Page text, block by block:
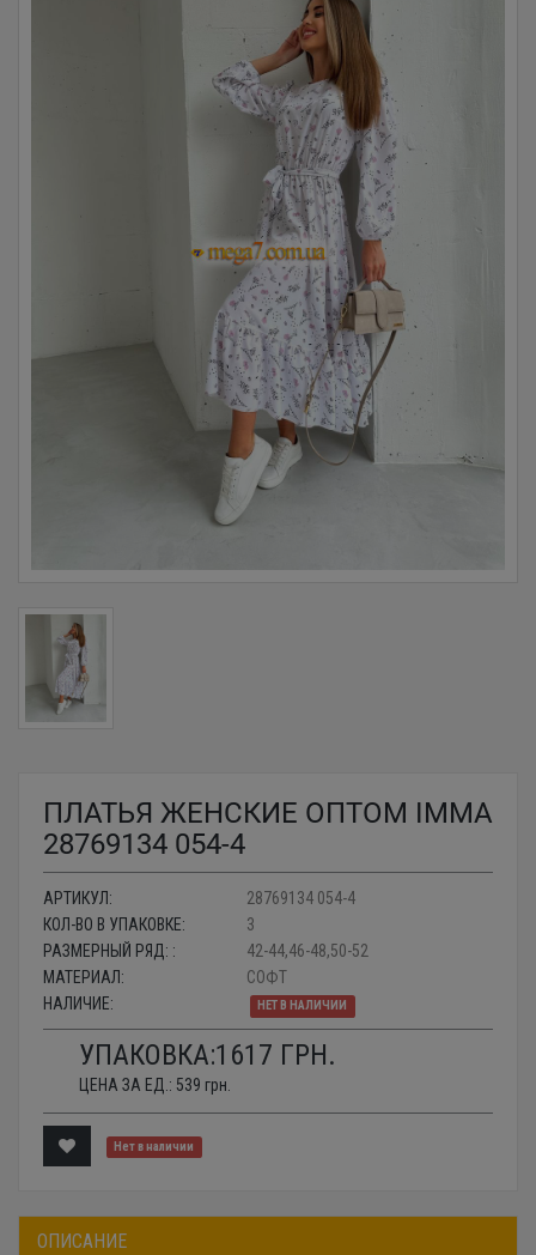
ПЛАТЬЯ ЖЕНСКИЕ ОПТОМ IMMA
28769134 054-4
АРТИКУЛ:
28769134 054-4
КОЛ-ВО В УПАКОВКЕ:
3
РАЗМЕРНЫЙ РЯД: :
42-44,46-48,50-52
МАТЕРИАЛ:
СОФТ
НАЛИЧИЕ:
НЕТ В НАЛИЧИИ
УПАКОВКА:1617 ГРН.
ЦЕНА ЗА ЕД.: 539 грн.
Нет в наличии
ОПИСАНИЕ